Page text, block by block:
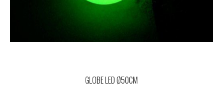
GLOBE LED Ø50CM